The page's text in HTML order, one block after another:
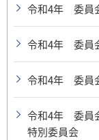
令和4年 委員
令和4年 委員
令和4年 委員
令和4年 委員
特別委員会